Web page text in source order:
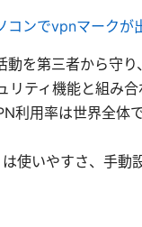
コンでvpnマークが
を第三者から守
リティ機能と組み
利用率は世界全体
使いやすさ、手動